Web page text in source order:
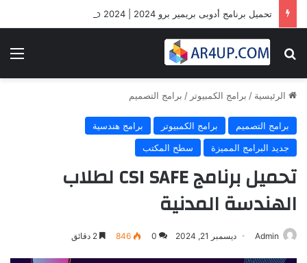
بحث عن
الرئيسية / برامج الكمبيوتر / برامج التصميم
برامج التصميم برامج الكمبيوتر
برامج هندسية
جديد البرامج المميزة
سطح المكتب
تحميل برنامج CSI SAFE لطلاب
الهندسة المدنية
Admin ديسمبر 21, 2024 0
846